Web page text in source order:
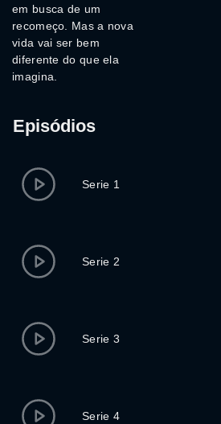
em busca de um
recomeço. Mas a nova
vida vai ser bem
diferente do que ela
imagina.
Episódios
Serie 1
Serie 2
Serie 3
Serie 4